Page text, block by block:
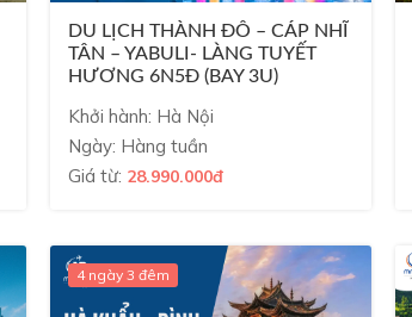
DU LỊCH THÀNH ĐÔ – CÁP NHĨ
TÂN – YABULI- LÀNG TUYẾT
HƯƠNG 6N5Đ (BAY 3U)
Khởi hành: Hà Nội
Ngày: Hàng tuần
Giá từ: 28.990.000đ
4 ngày 3 đêm